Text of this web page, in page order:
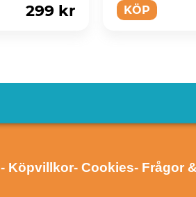
299 kr KÖP
- Köpvillkor- Cookies- Frågor